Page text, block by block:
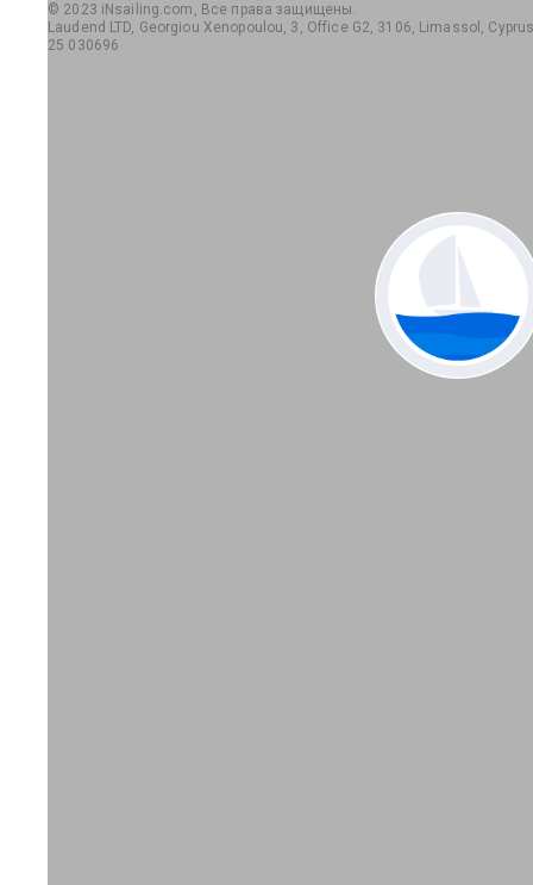
© 2023 iNsailing.com, Все права защищены.
Laudend LTD, Georgiou Xenopoulou, 3, Office G2, 3106, Limassol,
25 030696